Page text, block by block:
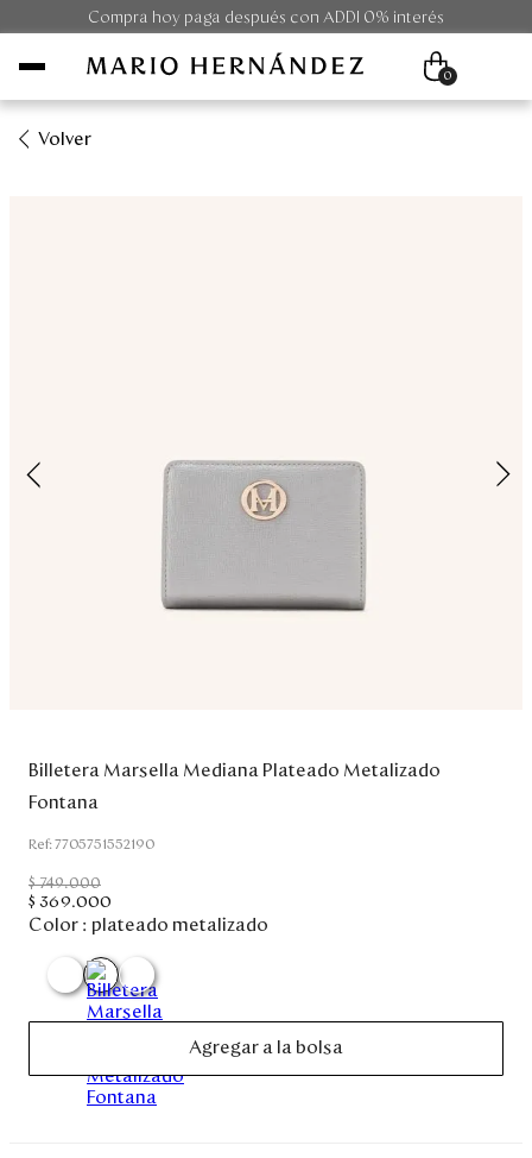
Compra hoy paga después con ADDI 0% interés
Outlet
Servicio al cliente
Colombia
Costa Rica
Panamá
USA
Venezuela
0
Volver
Billetera Marsella Mediana Plateado Metalizado
Fontana
:7705751552190
$ 749.000
$ 369.000
Color : plateado metalizado
Agregar a la bolsa